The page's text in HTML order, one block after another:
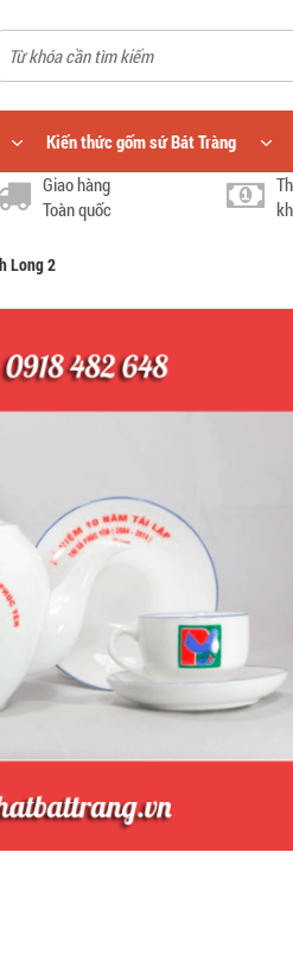
Kiến thức gốm sứ Bát Tràng
Giao hàng
Toàn quốc
Long 2